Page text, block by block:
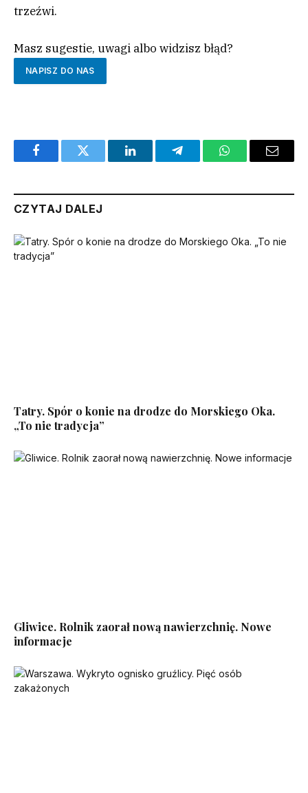
trzeźwi.
Masz sugestie, uwagi albo widzisz błąd?
NAPISZ DO NAS
FacebookTwitter LinkedInTelegramWhatsAppEmail
CZYTAJ DALEJ
Tatry. Spór o konie na drodze do Morskiego Oka.
„To nie tradycja”
Gliwice. Rolnik zaorał nową nawierzchnię. Nowe
informacje